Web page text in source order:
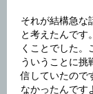
それが結構急な
と考えたんです
くことでした。
ういうことに挑
信していたので
なかったんです